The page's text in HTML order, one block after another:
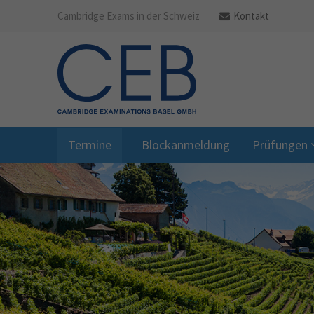
Cambridge Exams in der Schweiz Kontakt
Termine Blockanmeldung Prüfungen